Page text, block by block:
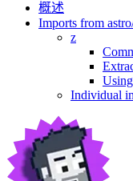
概述
Imports from
z
Individual